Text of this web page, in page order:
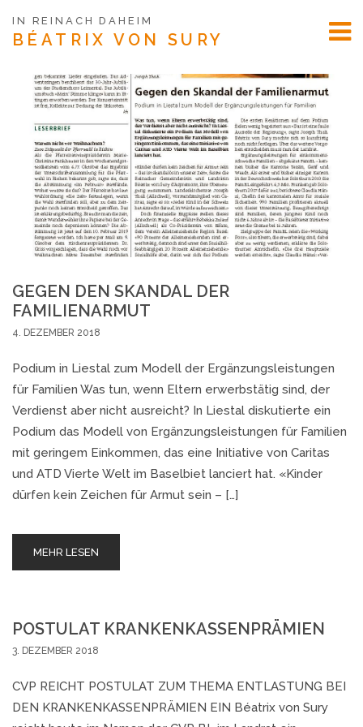
IN REINACH DAHEIM
BÉATRIXVON SURY
GEGEN DEN SKANDAL DER
FAMILIENARMUT
4. DEZEMBER 2018
Podium in Liestal zum Modell der Ergänzungsleistungen
für Familien Was tun, wenn Eltern erwerbstätig sind, der
Verdienst aber nicht ausreicht? In Liestal diskutierte ein
Podium das Modell von Ergänzungsleistungen für Familien
mit geringem Einkommen, das eine Initiative von Caritas
und ATD Vierte Welt im Baselbiet lanciert hat. «Kinder
dürfen kein Zeichen für Armut sein – […]
MEHR LESEN
POSTULAT KRANKENKASSENPRÄMIEN
3. DEZEMBER 2018
CVP REICHT POSTULAT ZUM THEMA ENTLASTUNG BEI
DEN KRANKENKASSENPRÄMIEN EIN Béatrix von Sury